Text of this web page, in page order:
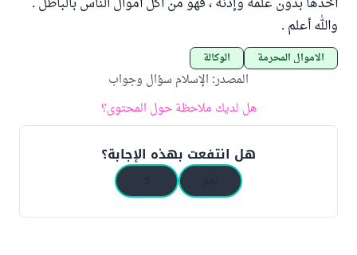
والله أعلم .
الأموال المحرمة الوكالة
المصدر: الإسلام سؤال وجواب
هل لديك ملاحظة حول المحتوى؟
هل انتفعت بهذه الإجابة؟